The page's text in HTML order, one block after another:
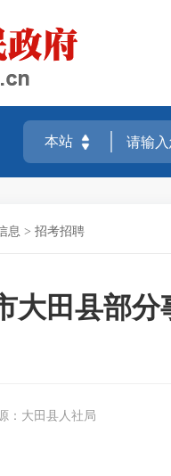
息 > 招考招聘
大田县部
：大田县人社局